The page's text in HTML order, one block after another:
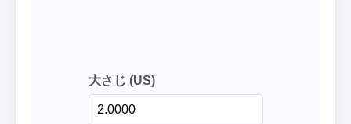
大さじ (US)